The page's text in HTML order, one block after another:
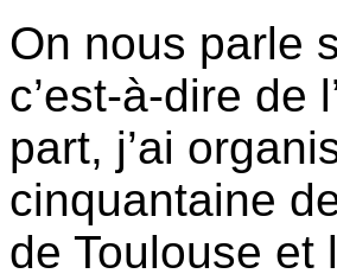
On nous parle
c’est-à-dire de
part, j’ai
cinquantaine
de Toulouse et